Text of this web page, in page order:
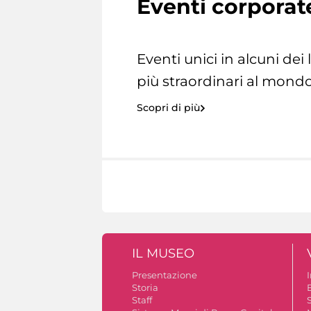
Eventi
Eventi unici in alcuni dei
più straordinari al
Scopri di più
IL MUSEO
Presentazione
Storia
Staff